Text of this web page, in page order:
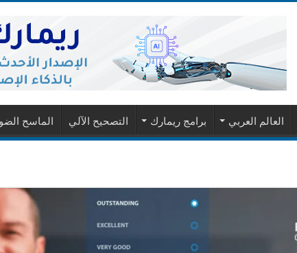
العالم العربي برامج ريمارك التصحيح الآلي الماسح